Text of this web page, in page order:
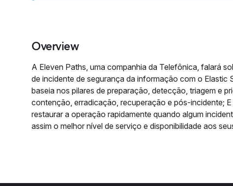
Overview
A Eleven Paths, uma companhia da Telefônica, falará
de incidente de segurança da informação com o Elastic
baseia nos pilares de preparação, detecção, triagem e
contenção, erradicação, recuperação e pós-incidente;
restaurar a operação rapidamente quando algum
assim o melhor nível de serviço e disponibilidade aos